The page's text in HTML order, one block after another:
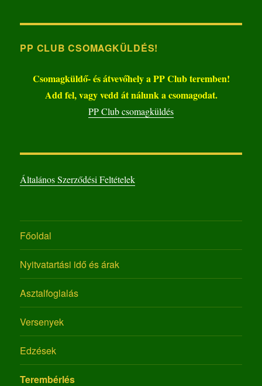
PP CLUB CSOMAGKÜLDÉS!
Csomagküldő- és átvevőhely a PP Club teremben!
Add fel, vagy vedd át nálunk a csomagodat.
PP Club csomagküldés
Általános Szerződési Feltételek
Főoldal
Nyitvatartási idő és árak
Asztalfoglalás
Versenyek
Edzések
Terembérlés